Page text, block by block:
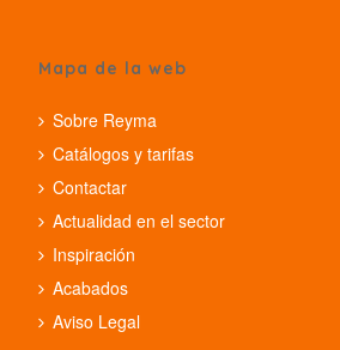
Mapa de la web
Sobre Reyma
Catálogos y tarifas
Contactar
Actualidad en el sector
Inspiración
Acabados
Aviso Legal